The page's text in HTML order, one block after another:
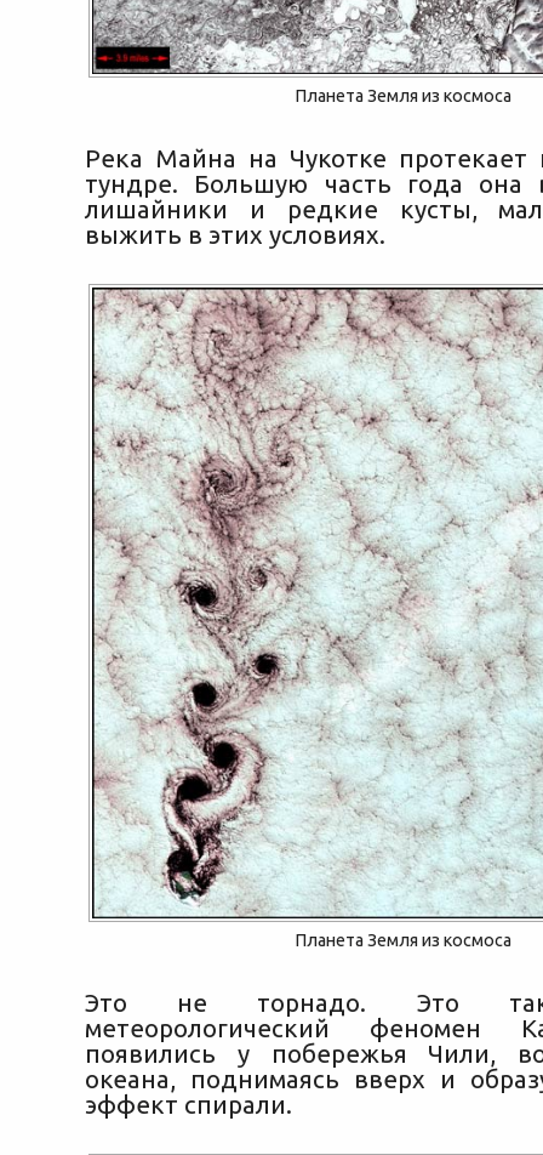
Планета Земля из космоса
Река Майна на Чукотке
тундре. Большую часть года она
лишайники и редкие кусты,
выжить в этих условиях.
Планета Земля из космоса
Это не торнадо. Это
метеорологический феномен
появились у побережья Чили,
океана, поднимаясь вверх и
эффект спирали.